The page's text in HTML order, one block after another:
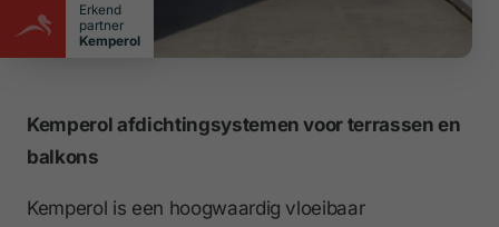
Erkend
partner
Kemperol
Kemperol afdichtingsystemen voor terrassen en
balkons
Kemperol is een hoogwaardig vloeibaar